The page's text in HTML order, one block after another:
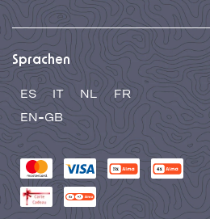
Sprachen
ES IT NL
FR
EN-GB